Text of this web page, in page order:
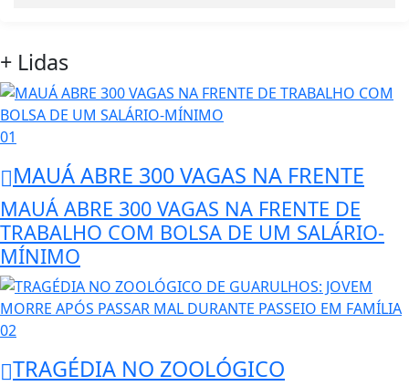
+ Lidas
01
MAUÁ ABRE 300 VAGAS NA FRENTE
MAUÁ ABRE 300 VAGAS NA FRENTE DE
TRABALHO COM BOLSA DE UM SALÁRIO-
MÍNIMO
02
TRAGÉDIA NO ZOOLÓGICO